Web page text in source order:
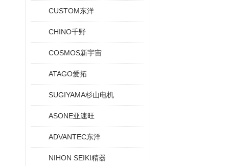
CUSTOM东洋
CHINO千野
COSMOS新宇宙
ATAGO爱拓
SUGIYAMA杉山电机
ASONE亚速旺
ADVANTEC东洋
NIHON SEIKI精器